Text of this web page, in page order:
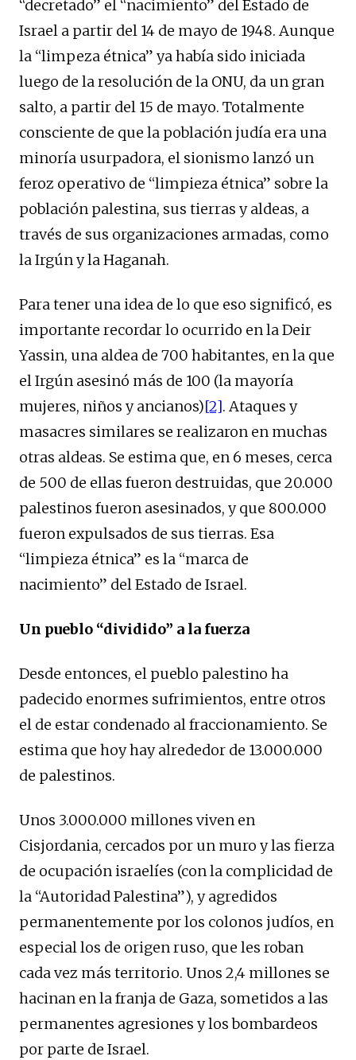
“decretado” el “nacimiento” del Estado de
Israel a partir del 14 de mayo de 1948. Aunque
la “limpeza étnica” ya había sido iniciada
luego de la resolución de la ONU, da un gran
salto, a partir del 15 de mayo. Totalmente
consciente de que la población judía era una
minoría usurpadora, el sionismo lanzó un
feroz operativo de “limpieza étnica” sobre la
población palestina, sus tierras y aldeas, a
través de sus organizaciones armadas, como
la Irgún y la Haganah.
Para tener una idea de lo que eso significó, es
importante recordar lo ocurrido en la Deir
Yassin, una aldea de 700 habitantes, en la que
el Irgún asesinó más de 100 (la mayoría
mujeres, niños y ancianos)[2]. Ataques y
masacres similares se realizaron en muchas
otras aldeas. Se estima que, en 6 meses, cerca
de 500 de ellas fueron destruidas, que 20.000
palestinos fueron asesinados, y que 800.000
fueron expulsados de sus tierras. Esa
“limpieza étnica” es la “marca de
nacimiento” del Estado de Israel.
Un pueblo “dividido” a la fuerza
Desde entonces, el pueblo palestino ha
padecido enormes sufrimientos, entre otros
el de estar condenado al fraccionamiento. Se
estima que hoy hay alrededor de 13.000.000
de palestinos.
Unos 3.000.000 millones viven en
Cisjordania, cercados por un muro y las fierza
de ocupación israelíes (con la complicidad de
la “Autoridad Palestina”), y agredidos
permanentemente por los colonos judíos, en
especial los de origen ruso, que les roban
cada vez más territorio. Unos 2,4 millones se
hacinan en la franja de Gaza, sometidos a las
permanentes agresiones y los bombardeos
por parte de Israel.